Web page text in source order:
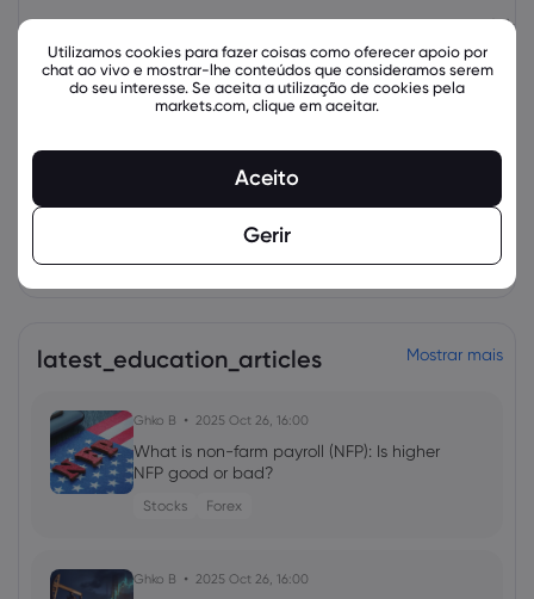
Ativo Venda Comprar Alteração (%):
Instrumentos relacionados
latest_education_articles Mostrar mais
Ghko B 2025 Oct 26, 16:00
What is non-farm payroll (NFP): Is higher
NFP good or bad?
Stocks Forex
Ghko B 2025 Oct 26, 16:00
Utilizamos cookies para fazer coisas como oferecer apoio por
chat ao vivo e mostrar-lhe conteúdos que consideramos serem
do seu interesse. Se aceita a utilização de cookies pela
markets.com, clique em aceitar.
Aceito
Gerir